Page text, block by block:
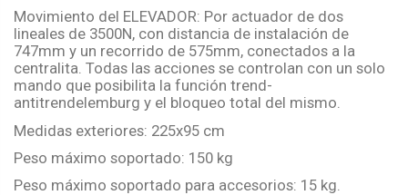
Movimiento del ELEVADOR: Por actuador de dos
lineales de 3500N, con distancia de instalación de
747mm y un recorrido de 575mm, conectados a la
centralita. Todas las acciones se controlan con un solo
mando que posibilita la función trend-
antitrendelemburg y el bloqueo total del mismo.
Medidas exteriores: 225x95 cm
Peso máximo soportado: 150 kg
Peso máximo soportado para accesorios: 15 kg.